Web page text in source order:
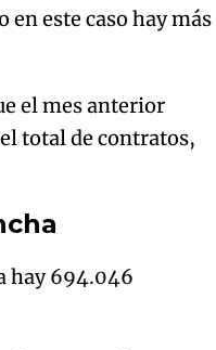
en este caso hay más
el mes anterior
total de contratos,
hay 694.046